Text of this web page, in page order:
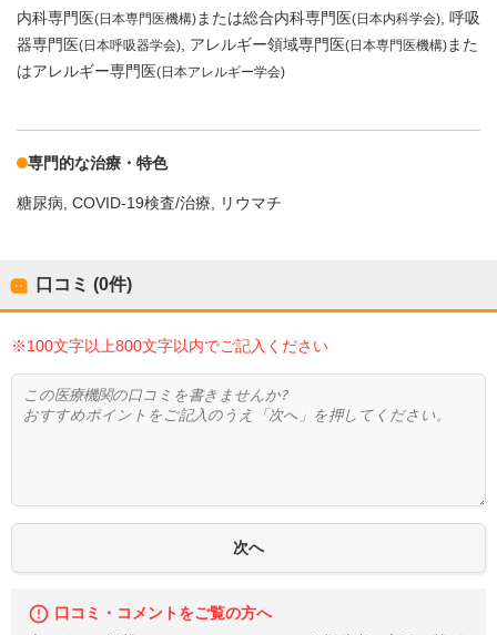
内科専門医(日本専門医機構)または総合内科専門医(日本内科学会) 呼吸
器専門医(日本呼吸器学会) アレルギー領域専門医(日本専門医機構)また
はアレルギー専門医(日本アレルギー学会)
専門的な治療・特色
糖尿病 COVID-19検査/治療 リウマチ
口コミ (0件)
※100文字以上800文字以内でご記入ください
口コミ・コメントをご覧の方へ